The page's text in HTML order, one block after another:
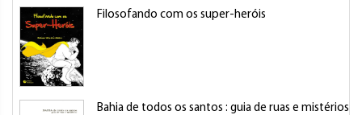
Filosofando com os super-heróis
Bahia de todos os santos : guia de ruas e mistérios